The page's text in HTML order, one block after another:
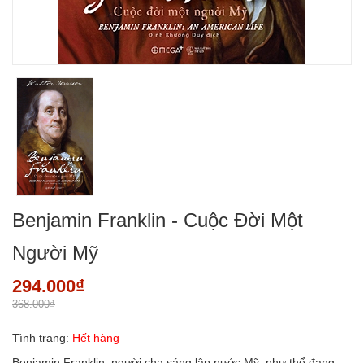
Benjamin Franklin - Cuộc Đời Một
Người Mỹ
294.000₫
368.000₫
Tình trạng: Hết hàng